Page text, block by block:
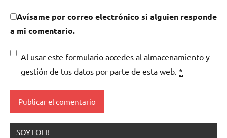
Avísame por correo electrónico si alguien responde
a mi comentario.
Al usar este formulario accedes al almacenamiento y
gestión de tus datos por parte de esta web. *
SOY LOLI!